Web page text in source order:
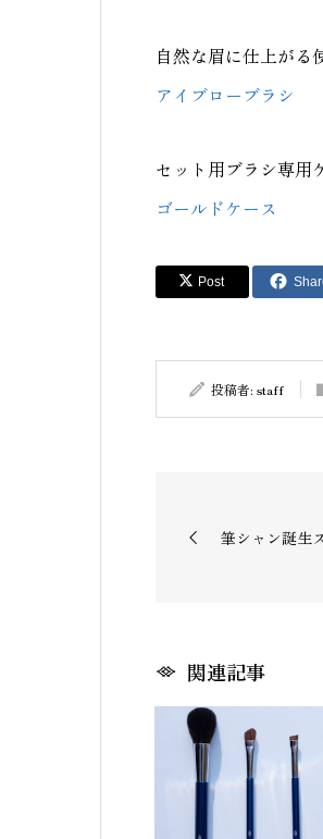
自然な眉に仕上がる
アイブローブラシ
セット用ブラシ専用
ゴールドケース
Post
投稿者: staff
筆シャン誕生
関連記事